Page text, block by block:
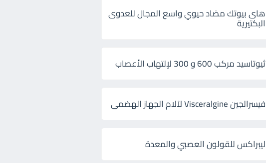
هاى بيوتك مضاد حيوي واسع المجال للعدوى
البكتيرية
ثيوتاسيد مركب 600 و 300 لإلتهاب الأعصاب
فيسرالجين Visceralgine لآلام الجهاز الهضمى
ليبراكس للقولون العصبي والمعدة